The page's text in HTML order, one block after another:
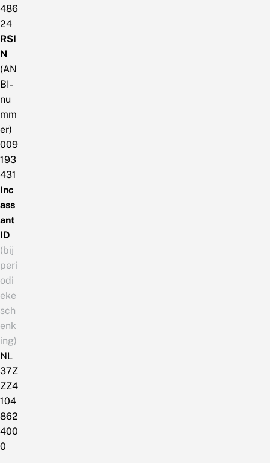
486
24
RSI
N
(AN
BI-
nu
mm
er)
009
193
431
Inc
ass
ant
ID
(bij
peri
odi
eke
sch
enk
ing)
NL
37Z
ZZ4
104
862
400
0